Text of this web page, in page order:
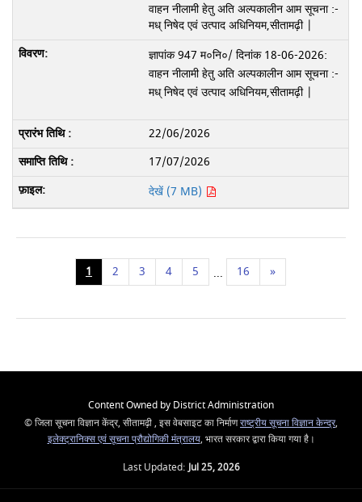
वाहन नीलामी हेतु अति अल्पकालीन आम सूचना :-
मध् निषेद एवं उत्पाद अधिनियम,सीतामढ़ी |
ज्ञापांक 947 म०नि०/ दिनांक 18-06-2026:
वाहन नीलामी हेतु अति अल्पकालीन आम सूचना :-
मध् निषेद एवं उत्पाद अधिनियम,सीतामढ़ी |
22/06/2026
17/07/2026
देखें (7 MB)
1 2 3 4 5 ... 16 »
Content Owned by District Administration
© जिला सूचना विज्ञान केंद्र, सीतामढ़ी , इस वेबसाइट का निर्माणराष्ट्रीय सूचना विज्ञान केन्द्र,
इलेक्ट्रानिक्स एवं सूचना प्रौद्योगिकी मंत्रालय, भारत सरकार द्वारा किया गया है।
Last Updated:Jul 25, 2026